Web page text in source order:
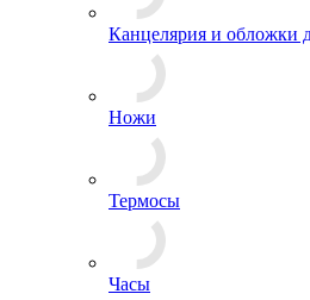
Канцелярия и обложки
Ножи
Термосы
Часы